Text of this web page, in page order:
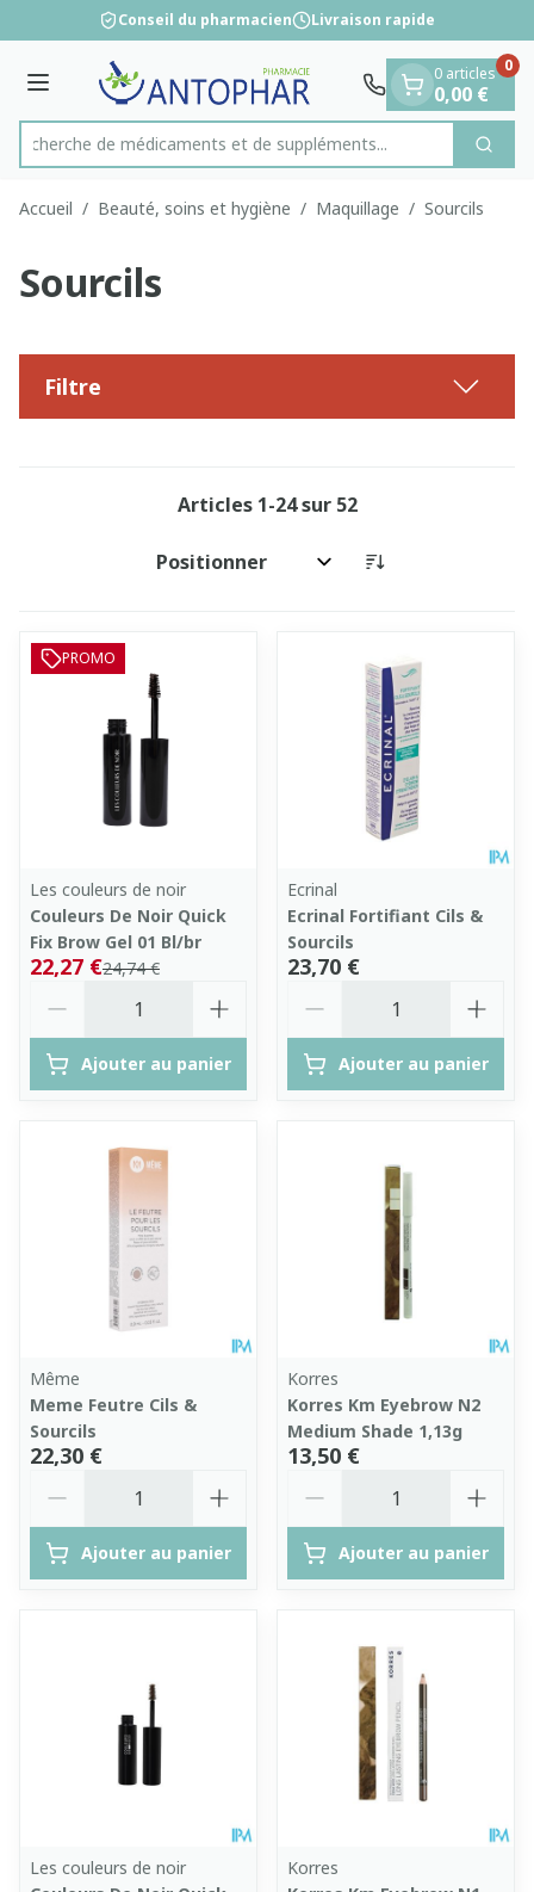
Aller au contenu
1 de 1
Conseil du pharmacien Livraison rapide
Menu
Rechercher
Recherche de médicaments et de suppl
0 articles
0,00 €
0
Accueil / Beauté, soins et hygiène / Maquillage / Sourcils
Sourcils
Filtre
Articles 1-24sur 52
Trier par:
PROMO
Les couleurs de noir
Couleurs De Noir Quick
Fix Brow Gel 01 Bl/br
24,74 €
22,27 €
Ajouter au panier
Ecrinal
Ecrinal Fortifiant Cils &
Sourcils
23,70 €
Ajouter au panier
Même
Meme Feutre Cils &
Sourcils
22,30 €
Ajouter au panier
Korres
Korres Km Eyebrow N2
Medium Shade 1,13g
13,50 €
Ajouter au panier
Les couleurs de noir
Korres